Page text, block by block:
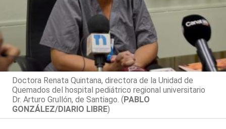
Doctora Renata Quintana, directora de la Unidad de
Quemados del hospital pediátrico regional universitario
Dr. Arturo Grullón, de Santiago. (PABLO
GONZÁLEZ/DIARIO LIBRE)